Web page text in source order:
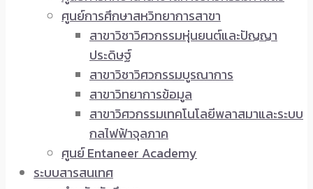
ศูนย์การศึกษาสหวิทยาการสาขา
สาขาวิชาวิศวกรรมหุ่นยนต์และปัญญา
ประดิษฐ์
สาขาวิชาวิศวกรรมบูรณาการ
สาขาวิทยาการข้อมูล
สาขาวิศวกรรมเทคโนโลยีพลาสมาและระบบ
กลไฟฟ้าจุลภาค
ศูนย์ Entaneer Academy
ระบบสารสนเทศ